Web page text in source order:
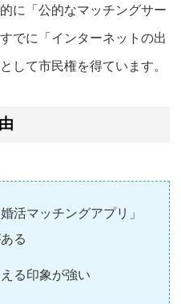
に「公的なマッチングサー
でに「インターネットの出
して市民権を得ています。
活マッチングアプリ」
る
る印象が強い